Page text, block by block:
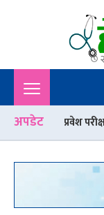
Nepali Health
A Complete
Sex, Beauty,
अपडेट
परीक्षाको लागि आवेदन